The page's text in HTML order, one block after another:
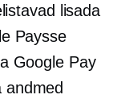
lisada
Paysse
Google Pay
andmed